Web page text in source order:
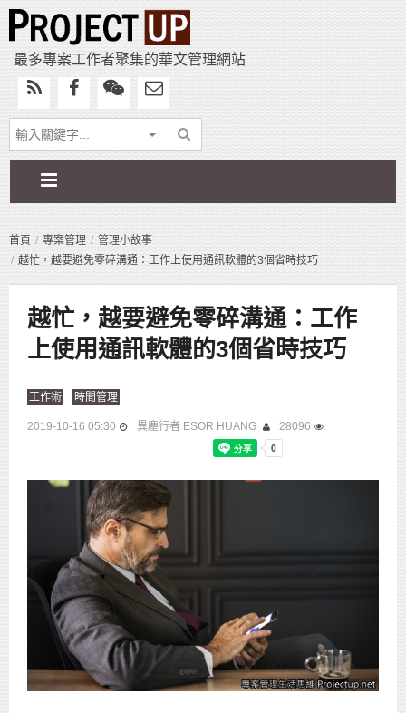
最多專案工作者聚集的華文管理網站
首頁 專案管理
管理小故事
越忙，越要避免零碎溝通：工作上使用通訊軟體的3個省時技巧
越忙，越要避免零碎溝通：工作
上使用通訊軟體的3個省時技巧
工作術 時間管理
2019-10-16 05:30 異塵行者 ESOR HUANG 28096